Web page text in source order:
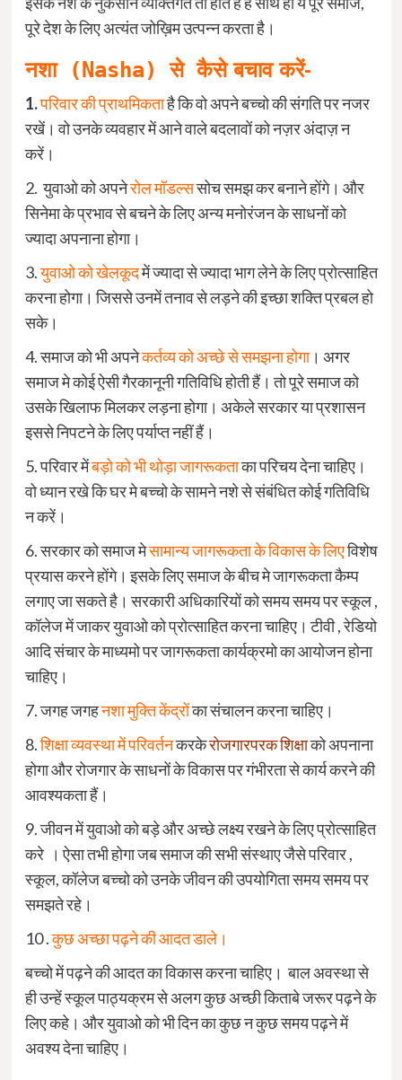
पूरे देश के लिए अत्यंत जोख़िम उत्पन्न करता है।
नशा (Nasha)सेकैसे बचाव करें-
1.परिवार की प्राथमिकताहै कि वो अपने बच्चो की संगति पर नजर
रखें। वो उनके व्यवहार में आने वाले बदलावों को नज़र अंदाज़ न
करें।
2. युवाओ को अपनेरोल मॉडल्ससोच समझ कर बनाने होंगे। और
सिनेमा के प्रभाव से बचने के लिए अन्य मनोरंजन के साधनों को
ज्यादा अपनाना होगा।
3.युवाओ को खेलकूदमें ज्यादा से ज्यादा भाग लेने के लिए प्रोत्साहित
करना होगा। जिससे उनमें तनाव से लड़ने की इच्छा शक्ति प्रबल हो
सके।
4. समाज को भी अपनेकर्तव्य को अच्छे से समझना होगा। अगर
समाज मे कोई ऐसी गैरकानूनी गतिविधि होती हैं। तो पूरे समाज को
उसके खिलाफ मिलकर लड़ना होगा। अकेले सरकार या प्रशासन
इससे निपटने के लिए पर्याप्त नहीं हैं।
5. परिवार मेंबड़ो को भी थोड़ा जागरूकताका परिचय देना चाहिए।
वो ध्यान रखे कि घर मे बच्चो के सामने नशे से संबंधित कोई गतिविधि
न करें।
6. सरकार को समाज मेसामान्य जागरूकता के विकास के लिएविशेष
प्रयास करने होंगे। इसके लिए समाज के बीच मे जागरूकता कैम्प
लगाए जा सकते है। सरकारी अधिकारियों को समय समय पर स्कूल ,
कॉलेज में जाकर युवाओ को प्रोत्साहित करना चाहिए। टीवी , रेडियो
आदि संचार के माध्यमो पर जागरूकता कार्यक्रमो का आयोजन होना
चाहिए।
7. जगह जगहनशा मुक्ति केंद्रोंका संचालन करना चाहिए।
8.शिक्षा व्यवस्था में परिवर्तनकरकेरोजगारपरक शिक्षाको अपनाना
होगा और रोजगार के साधनों के विकास पर गंभीरता से कार्य करने की
आवश्यकता हैं।
9. जीवन में युवाओ को बड़े और अच्छे लक्ष्य रखने के लिए प्रोत्साहित
करे । ऐसा तभी होगा जब समाज की सभी संस्थाए जैसे परिवार ,
स्कूल, कॉलेज बच्चो को उनके जीवन की उपयोगिता समय समय पर
समझते रहे।
10 .कुछ अच्छा पढ़ने की आदत डाले।
बच्चो में पढ़ने की आदत का विकास करना चाहिए। बाल अवस्था से
ही उन्हें स्कूल पाठ्यक्रम से अलग कुछ अच्छी किताबे जरूर पढ़ने के
लिए कहे। और युवाओ को भी दिन का कुछ न कुछ समय पढ़ने में
अवश्य देना चाहिए।